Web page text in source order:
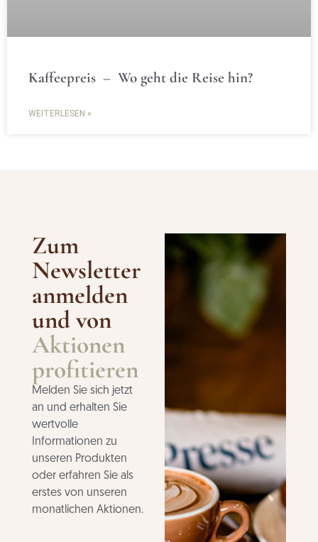
Kaffeepreis – Wo geht die Reise hin?
WEITERLESEN »
Zum
Newsletter
anmelden
und von
Aktionen
profitieren
Melden Sie sich jetzt
an und erhalten Sie
wertvolle
Informationen zu
unseren Produkten
oder erfahren Sie als
erstes von unseren
monatlichen Aktionen.